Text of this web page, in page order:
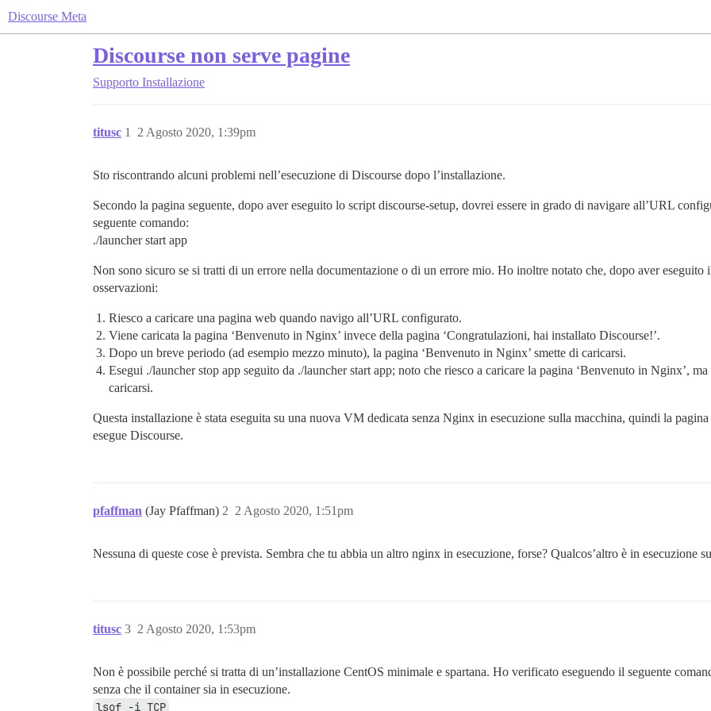
Discourse Meta
Discourse non serve pagine
Supporto Installazione
titusc 2 Agosto 2020, 1:39pm
1
Sto riscontrando alcuni problemi nell’esecuzione di Discourse dopo l’installazione.
Secondo la pagina seguente, dopo aver eseguito lo script discourse-setup, dovrei essere in grado di navigare all’URL
seguente comando:
./launcher start app
Non sono sicuro se si tratti di un errore nella documentazione o di un errore mio. Ho inoltre notato che, dopo aver
osservazioni:
Riesco a caricare una pagina web quando navigo all’URL configurato.
Viene caricata la pagina ‘Benvenuto in Nginx’ invece della pagina ‘Congratulazioni, hai installato Discourse!’.
Dopo un breve periodo (ad esempio mezzo minuto), la pagina ‘Benvenuto in Nginx’ smette di caricarsi.
Esegui ./launcher stop app seguito da ./launcher start app; noto che riesco a caricare la pagina ‘Benvenuto in Nginx’,
caricarsi.
Questa installazione è stata eseguita su una nuova VM dedicata senza Nginx in esecuzione sulla macchina, quindi la
esegue Discourse.
pfaffman (Jay Pfaffman) 2 Agosto 2020, 1:51pm
2
Nessuna di queste cose è prevista. Sembra che tu abbia un altro nginx in esecuzione, forse? Qualcos’altro è in esecuzione
titusc 2 Agosto 2020, 1:53pm
3
Non è possibile perché si tratta di un’installazione CentOS minimale e spartana. Ho verificato eseguendo il seguente
senza che il container sia in esecuzione.
lsof -i TCP